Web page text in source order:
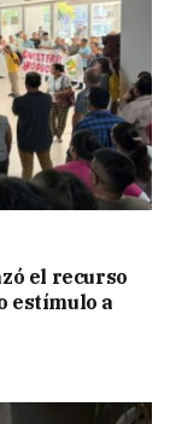
el recurso
estímulo a